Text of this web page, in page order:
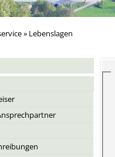
» Lebenslagen